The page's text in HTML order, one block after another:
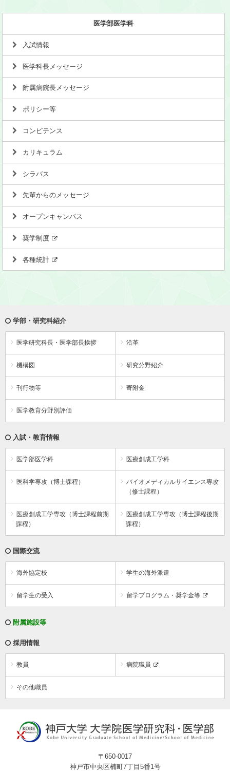
医学部医学科
入試情報
医学科長メッセージ
附属病院長メッセージ
ポリシー等
コンピテンス
カリキュラム
シラバス
先輩からのメッセージ
オープンキャンパス
奨学制度
各種統計
学部・研究科紹介
医学研究科長・医学部長挨拶 沿革
機構図 研究分野紹介
刊行物等 寄附金
医学教育分野別評価
入試・教育情報
医学部医学科 医療創成工学科
医科学専攻（博士課程）
バイオメディカルサイエンス専攻
（修士課程）
医療創成工学専攻（博士課程前期
課程）
医療創成工学専攻（博士課程後期
課程）
国際交流
海外協定校 学生の海外派遣
留学生の受入 留学プログラム・奨学金等
附属施設等
採用情報
教員 病院職員
その他職員
〒650-0017
神戸市中央区楠町7丁目5番1号